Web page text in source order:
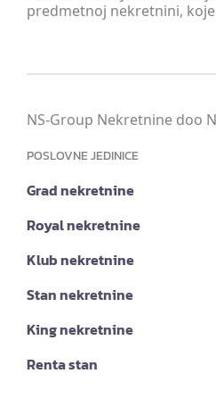
predmetnoj nekretnini,
NS-Group Nekretnine doo
POSLOVNE JEDINICE
Grad nekretnine
Royal nekretnine
Klub nekretnine
Stan nekretnine
King nekretnine
Renta stan